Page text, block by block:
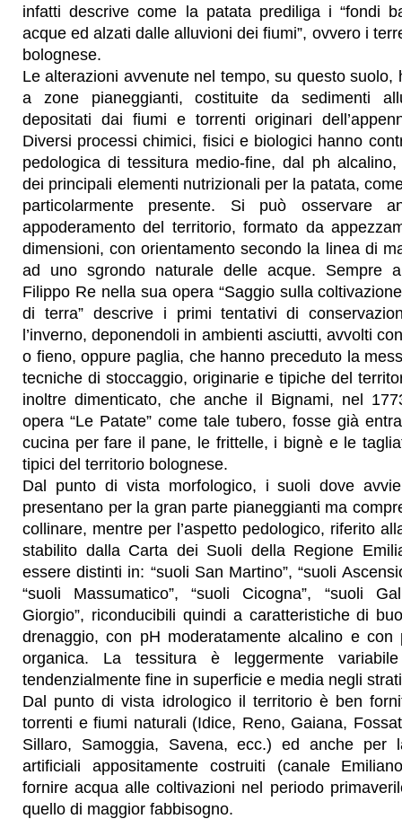
infatti descrive come la patata prediliga i “fondi
acque ed alzati dalle alluvioni dei fiumi”, ovvero i
bolognese.
Le alterazioni avvenute nel tempo, su questo suolo,
a zone pianeggianti, costituite da sedimenti
depositati dai fiumi e torrenti originari
Diversi processi chimici, fisici e biologici hanno
pedologica di tessitura medio-fine, dal ph
dei principali elementi nutrizionali per la patata,
particolarmente presente. Si può osservare
appoderamento del territorio, formato da
dimensioni, con orientamento secondo la linea di
ad uno sgrondo naturale delle acque. Sempre
Filippo Re nella sua opera “Saggio sulla
di terra” descrive i primi tentativi di
l’inverno, deponendoli in ambienti asciutti, avvolti
o fieno, oppure paglia, che hanno preceduto la
tecniche di stoccaggio, originarie e tipiche del
inoltre dimenticato, che anche il Bignami, nel
opera “Le Patate” come tale tubero, fosse già
cucina per fare il pane, le frittelle, i bignè e le
tipici del territorio bolognese.
Dal punto di vista morfologico, i suoli dove
presentano per la gran parte pianeggianti ma
collinare, mentre per l’aspetto pedologico, riferito
stabilito dalla Carta dei Suoli della Regione
essere distinti in: “suoli San Martino”, “suoli
“suoli Massumatico”, “suoli Cicogna”, “suoli
Giorgio”, riconducibili quindi a caratteristiche di
drenaggio, con pH moderatamente alcalino e con
organica. La tessitura è leggermente
tendenzialmente fine in superficie e media negli
Dal punto di vista idrologico il territorio è ben
torrenti e fiumi naturali (Idice, Reno, Gaiana,
Sillaro, Samoggia, Savena, ecc.) ed anche per
artificiali appositamente costruiti (canale
fornire acqua alle coltivazioni nel periodo
quello di maggior fabbisogno.